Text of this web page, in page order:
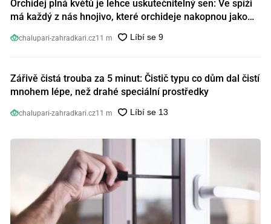
Orchidej plná květů je lehce uskutečnitelný sen: Ve spíži
má každý z nás hnojivo, které orchideje nakopnou jako
chalupari-zahradkari.cz11 m
Zářivě čistá trouba za 5 minut: Čistič typu co dům dal čistí
mnohem lépe, než drahé speciální prostředky
chalupari-zahradkari.cz11 m